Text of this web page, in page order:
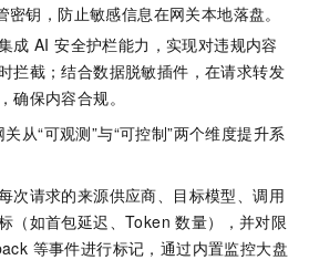
钥，防止敏感信息在网关本地落盘。
成 AI 安全护栏能力，实现对违规内容
拦截；结合数据脱敏插件，在请求转发
确保内容合规。
关从“可观测”与“可控制”两个维度提升系
次请求的来源供应商、目标模型、调用
（如首包延迟、Token 数量），并对限
等事件进行标记，通过内置监控大盘